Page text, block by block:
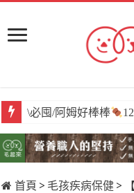
\必囤/阿姆好棒棒
\獨家/原肉嫩鮮食
首頁 > 毛孩疾病保健 >